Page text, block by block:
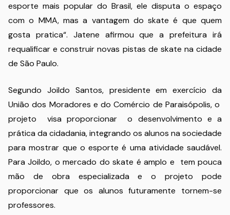
esporte mais popular do Brasil, ele disputa o espaço
com o MMA, mas a vantagem do skate é que quem
gosta pratica“. Jatene afirmou que a prefeitura irá
requalificar e construir novas pistas de skate na cidade
de São Paulo.
Segundo Joildo Santos, presidente em exercício da
União dos Moradores e do Comércio de Paraisópolis, o
projeto visa proporcionar o desenvolvimento e a
prática da cidadania, integrando os alunos na sociedade
para mostrar que o esporte é uma atividade saudável.
Para Joildo, o mercado do skate é amplo e tem pouca
mão de obra especializada e o projeto pode
proporcionar que os alunos futuramente tornem-se
professores.